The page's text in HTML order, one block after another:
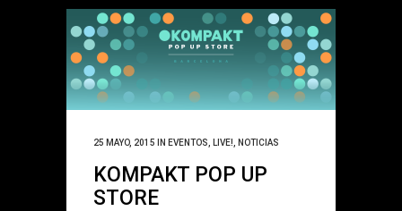
25 MAYO, 2015 IN EVENTOS LIVE! NOTICIAS
KOMPAKT POP UP
STORE